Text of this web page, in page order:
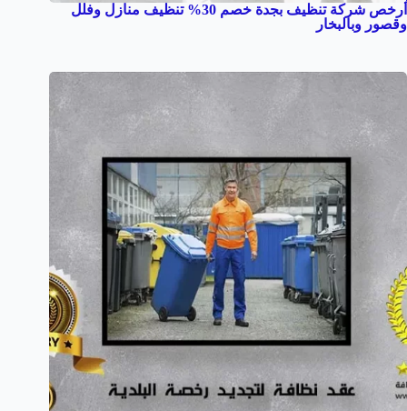
أرخص شركة تنظيف بجدة خصم 30% تنظيف منازل وفلل
وقصور وبالبخار